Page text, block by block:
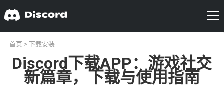
首页 > 下载安装
Discord下载APP：游戏社交
新篇章，下载与使用指南